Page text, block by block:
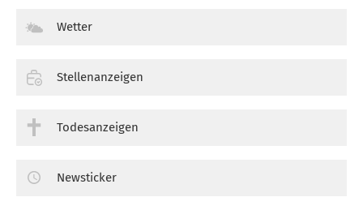
Wetter
Stellenanzeigen
Todesanzeigen
Newsticker